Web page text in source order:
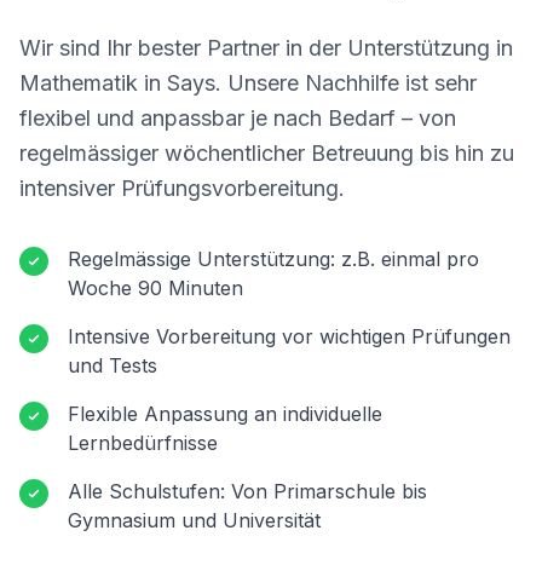
Wir sind Ihr bester Partner in der Unterstützung in
Mathematik in Says. Unsere Nachhilfe ist sehr
flexibel und anpassbar je nach Bedarf – von
regelmässiger wöchentlicher Betreuung bis hin zu
intensiver Prüfungsvorbereitung.
Regelmässige Unterstützung: z.B. einmal pro
Woche 90 Minuten
Intensive Vorbereitung vor wichtigen Prüfungen
und Tests
Flexible Anpassung an individuelle
Lernbedürfnisse
Alle Schulstufen: Von Primarschule bis
Gymnasium und Universität